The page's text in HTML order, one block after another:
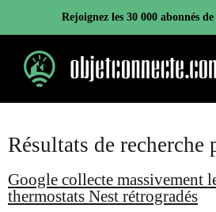
contenu
Rejoignez les 30 000 abonnés
Résultats de recherche
Google collecte massivement
thermostats Nest rétrogradés